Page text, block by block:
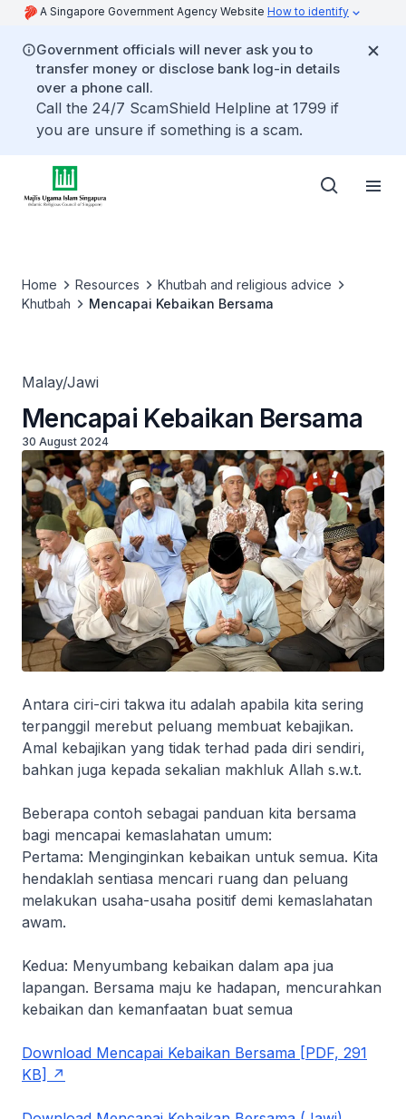
A Singapore Government Agency Website How to identify
Government officials will never ask you to
transfer money or disclose bank log-in details
over a phone call.
Call the 24/7 ScamShield Helpline at 1799 if
you are unsure if something is a scam.
Home Resources
Khutbah and religious advice
Khutbah
Mencapai Kebaikan Bersama
Malay/Jawi
Mencapai Kebaikan Bersama
30 August 2024
Antara ciri-ciri takwa itu adalah apabila kita sering
terpanggil merebut peluang membuat kebajikan.
Amal kebajikan yang tidak terhad pada diri sendiri,
bahkan juga kepada sekalian makhluk Allah s.w.t.
Beberapa contoh sebagai panduan kita bersama
bagi mencapai kemaslahatan umum:
Pertama: Menginginkan kebaikan untuk semua. Kita
hendaklah sentiasa mencari ruang dan peluang
melakukan usaha-usaha positif demi kemaslahatan
awam.
Kedua: Menyumbang kebaikan dalam apa jua
lapangan. Bersama maju ke hadapan, mencurahkan
kebaikan dan kemanfaatan buat semua
Download Mencapai Kebaikan Bersama [PDF, 291
KB]